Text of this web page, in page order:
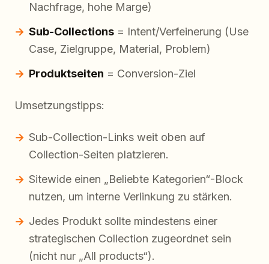
Nachfrage, hohe Marge)
Sub-Collections = Intent/Verfeinerung (Use
Case, Zielgruppe, Material, Problem)
Produktseiten = Conversion-Ziel
Umsetzungstipps:
Sub-Collection-Links weit oben auf
Collection-Seiten platzieren.
Sitewide einen „Beliebte Kategorien“-Block
nutzen, um interne Verlinkung zu stärken.
Jedes Produkt sollte mindestens einer
strategischen Collection zugeordnet sein
(nicht nur „All products“).